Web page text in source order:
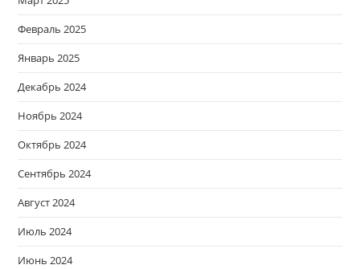
Февраль 2025
Январь 2025
Декабрь 2024
Ноябрь 2024
Октябрь 2024
Сентябрь 2024
Август 2024
Июль 2024
Июнь 2024